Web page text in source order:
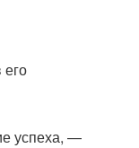
успеха, —